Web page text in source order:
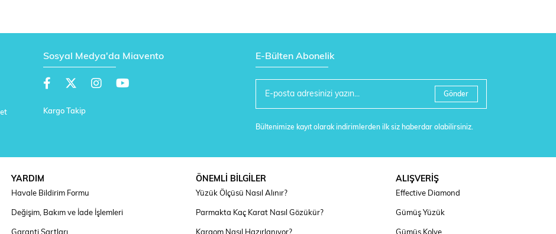
Sosyal Medya'da Miavento
Kargo Takip
E-Bülten Abonelik
Gönder
Bültenimize kayıt olarak indirimlerden ilk siz haberdar olabilirsiniz.
YARDIM
Havale Bildirim Formu
Değişim, Bakım ve İade İşlemleri
ÖNEMLİ BİLGİLER
Yüzük Ölçüsü Nasıl Alınır?
Parmakta Kaç Karat Nasıl Gözükür?
ALIŞVERİŞ
Effective Diamond
Gümüş Yüzük